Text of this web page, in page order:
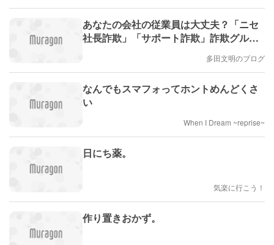
あなたの会社の従業員は大丈夫？「ニセ
社長詐欺」「サポート詐欺」詐欺グルー
多田文明のブログ
なんでもスマフォってホントめんどくさ
い
When I Dream ~reprise~
日にち薬。
気楽に行こう！
作り置きおかず。